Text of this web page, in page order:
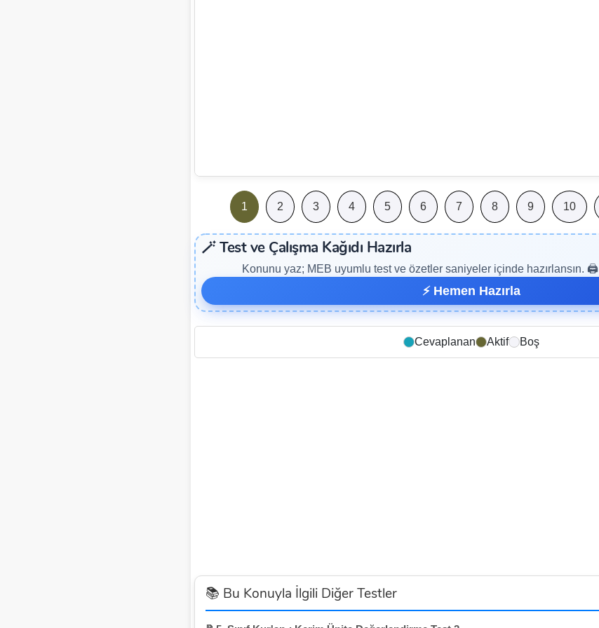
1 2 3 4 5 6 7 8 9 10
🪄 Test ve Çalışma Kağıdı Hazırla
Konunu yaz; MEB uyumlu test ve özetler saniyeler içinde hazırlansın. 🖨️
⚡ Hemen Hazırla
Cevaplanan Aktif Boş
📚 Bu Konuyla İlgili Diğer Testler